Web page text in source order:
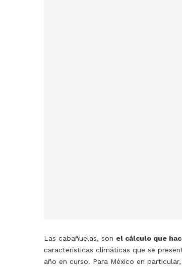
Las cabañuelas, son el cálculo que
características climáticas que se
año en curso. Para México en